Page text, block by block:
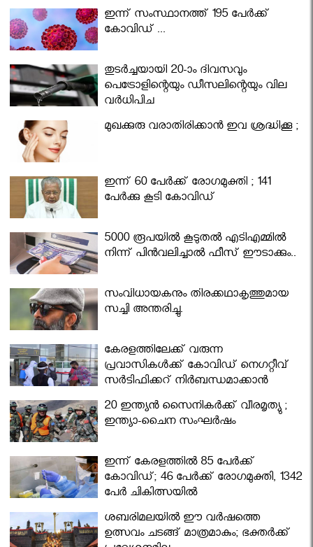
ഇന്ന് സംസ്ഥാനത്ത് 195 പേര്‍ക്ക്
കോവിഡ് ...
തുടർച്ചയായി 20-ാം ദിവസവും
പെട്രോളിന്റെയും ഡീസലിന്റെയും വില
വര്‍ധിപ്പിച്ചു
മുഖക്കുരു വരാതിരിക്കാന്‍ ഇവ ശ്രദ്ധിക്കൂ ;
ഇന്ന് 60 പേർക്ക് രോഗമുക്തി ; 141
പേര്‍ക്കു കൂടി കോവിഡ്
5000 രൂപയിൽ കൂടുതൽ എടിഎമ്മിൽ
നിന്ന് പിൻവലിച്ചാൽ ഫീസ് ഈടാക്കും..
സംവിധായകനും തിരക്കഥാകൃത്തുമായ
സച്ചി അന്തരിച്ചു.
കേരളത്തിലേക്ക് വരുന്ന
പ്രവാസികള്‍ക്ക് കോവിഡ് നെഗറ്റീവ്
സര്‍ട്ടിഫിക്കറ്റ് നിർബന്ധമാക്കാൻ
മന്ത്രിസഭ
20 ഇന്ത്യൻ സൈനികർക്ക് വീരമൃത്യു ;
ഇന്ത്യാ-ചൈന സംഘർഷം
ഇന്ന് കേരളത്തിൽ 85 പേർക്ക്
കോവിഡ്; 46 പേർക്ക് രോഗമുക്തി, 1342
പേർ ചികിത്സയിൽ
ശബരിമലയില്‍ ഈ വർഷത്തെ
ഉത്സവം ചടങ്ങ് മാത്രമാകും; ഭക്തർക്ക്